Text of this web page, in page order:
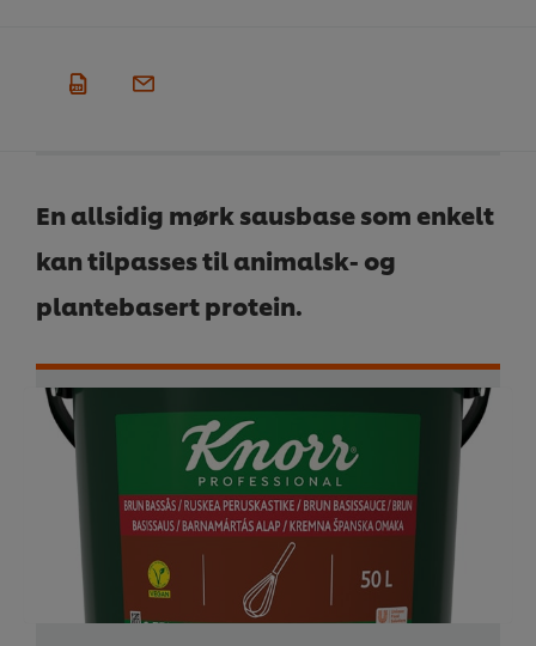
En allsidig mørk sausbase som enkelt
kan tilpasses til animalsk- og
plantebasert protein.